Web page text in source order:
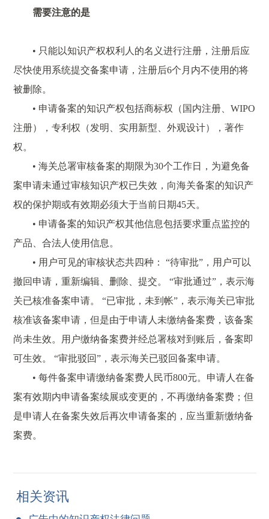
需要注意的是
• 只能以知识产权权利人的名义进行注册，注册后应
尽快使用系统提交备案申请，注册后6个月内不使用的将
被删除。
• 申请备案的知识产权包括商标权（国内注册、WIPO
注册），专利权（发明、实用新型、外观设计），著作
权。
• 海关总署审核备案的期限为30个工作日，为避免备
案申请未通过审核知识产权已失效，向海关备案的知识产
权的保护期或有效期必须大于当前日期45天。
• 申请备案的知识产权其他信息包括要求重点监控的
产品、合法人使用信息。
• 用户可见的审核状态共四种： “待审批”，用户可以
撤回申请，重新编辑、删除、提交。 “审批通过”，表示海
关已核准备案申请。 “已审批，未到帐”，表示海关已审批
核准该备案申请，但是由于申请人未缴纳备案费，该备案
尚未生效。用户缴纳备案费并经总署核对到账后，备案即
可生效。 “审批驳回”，表示海关已驳回备案申请。
• 每件备案申请缴纳备案费人民币800元。申请人在备
案有效期内申请备案续展或变更的，不再缴纳备案费；但
是申请人在备案失效后再次申请备案的，应当重新缴纳备
案费。
相关资讯